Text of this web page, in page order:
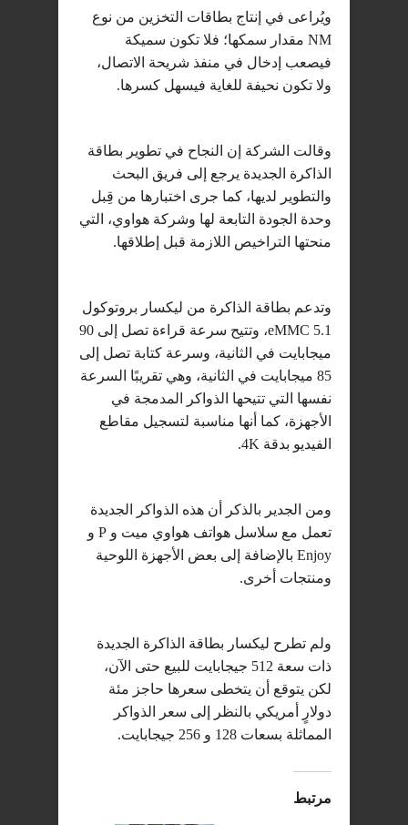
ويُراعى في إنتاج بطاقات التخزين من نوع
NM مقدار سمكها؛ فلا تكون سميكة
فيصعب إدخال في منفذ شريحة الاتصال،
ولا تكون نحيفة للغاية فيسهل كسرها.
وقالت الشركة إن النجاح في تطوير بطاقة
الذاكرة الجديدة يرجع إلى فريق البحث
والتطوير لديها، كما جرى اختبارها من قِبل
وحدة الجودة التابعة لها وشركة هواوي، التي
منحتها التراخيص اللازمة قبل إطلاقها.
وتدعم بطاقة الذاكرة من ليكسار بروتوكول
eMMC 5.1، وتتيح سرعة قراءة تصل إلى 90
ميجابايت في الثانية، وسرعة كتابة تصل إلى
85 ميجابايت في الثانية، وهي تقريبًا السرعة
نفسها التي تتيحها الذواكر المدمجة في
الأجهزة، كما أنها مناسبة لتسجيل مقاطع
الفيديو بدقة 4K.
ومن الجدير بالذكر أن هذه الذواكر الجديدة
تعمل مع سلاسل هواتف هواوي ميت و P و
Enjoy بالإضافة إلى بعض الأجهزة اللوحية
ومنتجات أخرى.
ولم تطرح ليكسار بطاقة الذاكرة الجديدة
ذات سعة 512 جيجابايت للبيع حتى الآن،
لكن يتوقع أن يتخطى سعرها حاجز مئة
دولارٍ أمريكي بالنظر إلى سعر الذواكر
المماثلة بسعات 128 و 256 جيجابايت.
مرتبط